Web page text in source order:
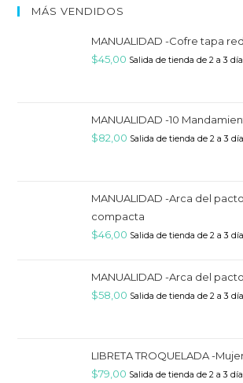
MÁS VENDIDOS
MANUALIDAD -Cofre tapa
$45,00 Salida de tienda de 2 a 3
MANUALIDAD -10
$82,00 Salida de tienda de 2 a 3
MANUALIDAD -Arca del
compacta
$46,00 Salida de tienda de 2 a 3
MANUALIDAD -Arca del
$58,00 Salida de tienda de 2 a 3
LIBRETA TROQUELADA -
$79,00 Salida de tienda de 2 a 3